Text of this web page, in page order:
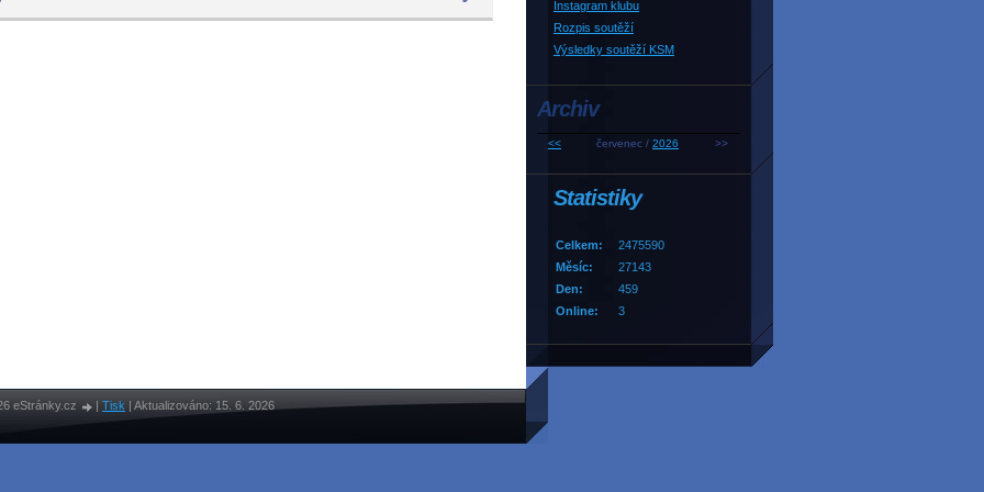
Instagram klubu
Rozpis soutěží
Výsledky soutěží KSM
Archiv
<< červenec / 2026 >>
Statistiky
Online: 3
Celkem:
2475590
Měsíc:
27143
Den:
459
eStránky.cz Tisk Aktualizováno: 15. 6. 2026